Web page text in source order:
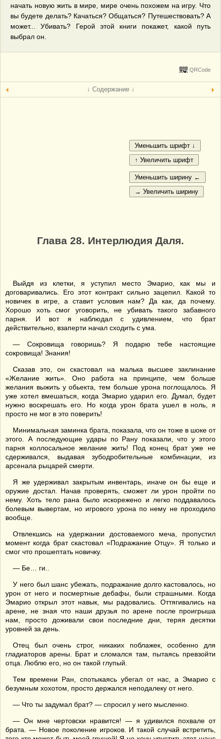
начать новую жить в мире, мире очень похожем на игру. Что
вы будете делать? Качаться? Общаться? Путешествовать? А
может... Убивать? Герой этой книги покажет, какой путь
выбрал он.
QRCode
↓ Содержание ↓
Глава 28. Интерлюдия Даля.
Выйдя из клетки, я уступил место Эмарио, как мы и
договаривались. Его этот контракт сильно зацепил. Какой то
новичек в игре, а ставит условия нам? Да как, да почему.
Хорошо хоть смог уговорить, не убивать такого забавного
парня. И вот я наблюдал с удивлением, что брат
действительно, взаперти начал сходить с ума.
— Сокровища говоришь? Я подарю тебе настоящие
сокровища! Знания!
Сказав это, он скастовал на малька высшее заклинание
«Желание жить». Оно работа на принципе, чем больше
желания выжить у обьекта, тем больше урона поглощалось. Я
уже хотел вмешаться, когда Эмарио ударил его. Думал, будет
нужно воскрешать его. Но когда урон брата ушел в ноль, я
просто не мог в это поверить!
Минимальная заминка брата, показала, что он тоже в шоке от
этого. А последующие удары по Рану показали, что у этого
парня коллосальное желание жить! Под конец брат уже не
сдерживался, выдавая зубодробительные комбинации, из
арсенала рыцарей смерти.
Я же удерживал закрытым инвентарь, иначе он бы еще и
оружие достал. Начав проверять, сможет ли урон пройти по
нему. Хоть тело рана было искорежено и легко поддавалось
болевым вывертам, но игрового урона по нему не проходило
вообще.
Отвлекшись на удержании достоваемого меча, пропустил
момент когда брат скастовал «Подражание Отцу». Я только и
смог что прошептать новичку.
— Бе… ги..
У него был шанс убежать, подражание долго кастовалось, но
урон от него и посмертные дебафы, были страшными. Когда
Эмарио открыл этот навык, мы радовались. Оттягивались на
арене, не зная что наши друзья по арене после проигрыша
нам, просто доживали свои последние дни, теряя десятки
уровней за день.
Отец был очень строг, никаких поблажек, особенно для
гладиаторов арены. Брат и сломался там, пытаясь превзойти
отца. Люблю его, но он такой глупый.
Тем времени Ран, спотыкаясь убегал от нас, а Эмарио с
безумным хохотом, просто держался неподалеку от него.
— Что ты задумал брат? — спросил у него мысленно.
— Он мне чертовски нравится! — я удивился похвале от
брата. — Новое поколение игроков. И такой случай встретить,